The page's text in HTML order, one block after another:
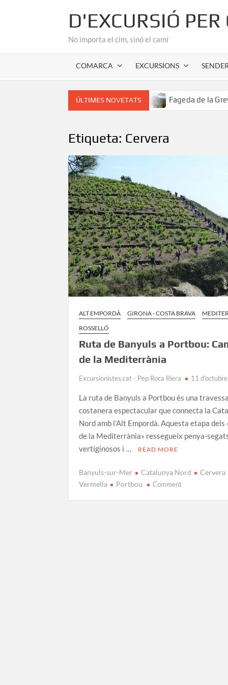
D'EXCURSIÓ
No importa el cim, sinó el camí
COMARCA EXCURSIONS
ÚLTIMES NOVETATS
romànic de l’Alta Garrotxa Fageda de la Grevolosa:
Etiqueta: Cervera
ALT EMPORDÀ GIRONA - COSTA BRAVA
ROSSELLÓ
Ruta de Banyuls a Portbou:
de la Mediterrània
Excursionistes.cat - Pep Roca Riera 11
La ruta de Banyuls a Portbou és una travessa
costanera espectacular que connecta la
Nord amb l’Alt Empordà. Aquesta etapa dels
de la Mediterrània» ressegueix penya-
vertiginosos i …
READ MORE
Banyuls-sur-Mer Catalunya Nord Cervera
Vermella
Portbou Commenton